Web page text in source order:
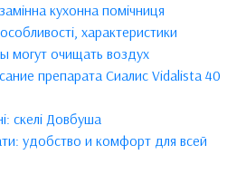
кухонна помічниця
характеристики
могут очищать воздух
препарата Сиалис Vidalista 40
скелі Довбуша
удобство и комфорт для всей